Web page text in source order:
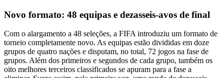
Novo formato: 48 equipas e dezasseis-avos de final
Com o alargamento a 48 seleções, a FIFA introduziu um formato de
torneio completamente novo. As equipas estão divididas em doze
grupos de quatro nações e disputam, no total, 72 jogos na fase de
grupos. Além dos primeiros e segundos de cada grupo, também os
oito melhores terceiros classificados se apuram para a fase a